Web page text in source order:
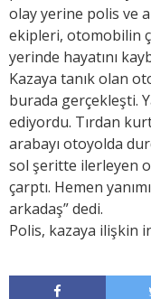
olay yerine polis ve
ekipleri, otomobilin
yerinde hayatını
Kazaya tanık olan
burada gerçekleşti.
ediyordu. Tırdan
arabayı otoyolda
sol şeritte ilerleyen
çarptı. Hemen
arkadaş” dedi.
Polis, kazaya ilişkin